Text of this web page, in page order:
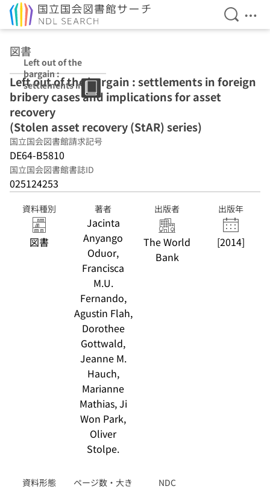
検索を
メ
図書
Left out of the
bargain :
settlements in
foreign bribery
cases and
implications for
asset recovery
(Stolen asset
recovery (StAR)
series)
Left out of the bargain : settlements in foreign
bribery cases and implications for asset
recovery
(Stolen asset recovery (StAR) series)
国立国会図書館請求記号
DE64-B5810
国立国会図書館書誌ID
025124253
資料種別
図書
著者
Jacinta
Anyango
Oduor,
Francisca
M.U.
Fernando,
Agustin Flah,
Dorothee
Gottwald,
Jeanne M.
Hauch,
Marianne
Mathias, Ji
Won Park,
Oliver
Stolpe.
出版者
The World
Bank
出版年
[2014]
資料形態
ページ数・大き
NDC